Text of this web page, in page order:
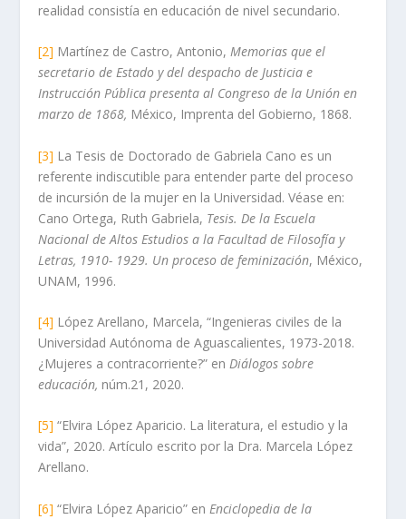
realidad consistía en educación de nivel secundario.
[2] Martínez de Castro, Antonio,Memorias que el
secretario de Estado y del despacho de Justicia e
Instrucción Pública presenta al Congreso de la Unión en
marzo de 1868, México, Imprenta del Gobierno, 1868.
[3] La Tesis de Doctorado de Gabriela Cano es un
referente indiscutible para entender parte del proceso
de incursión de la mujer en la Universidad. Véase en:
Cano Ortega, Ruth Gabriela, Tesis. De la Escuela
Nacional de Altos Estudios a la Facultad de Filosofía y
Letras, 1910- 1929. Un proceso de feminización, México,
UNAM, 1996.
[4] López Arellano, Marcela, “Ingenieras civiles de la
Universidad Autónoma de Aguascalientes, 1973-2018.
¿Mujeres a contracorriente?” enDiálogos sobre
educación, núm.21, 2020.
[5] “Elvira López Aparicio. La literatura, el estudio y la
vida”, 2020. Artículo escrito por la Dra. Marcela López
Arellano.
[6] “Elvira López Aparicio” en Enciclopedia de la